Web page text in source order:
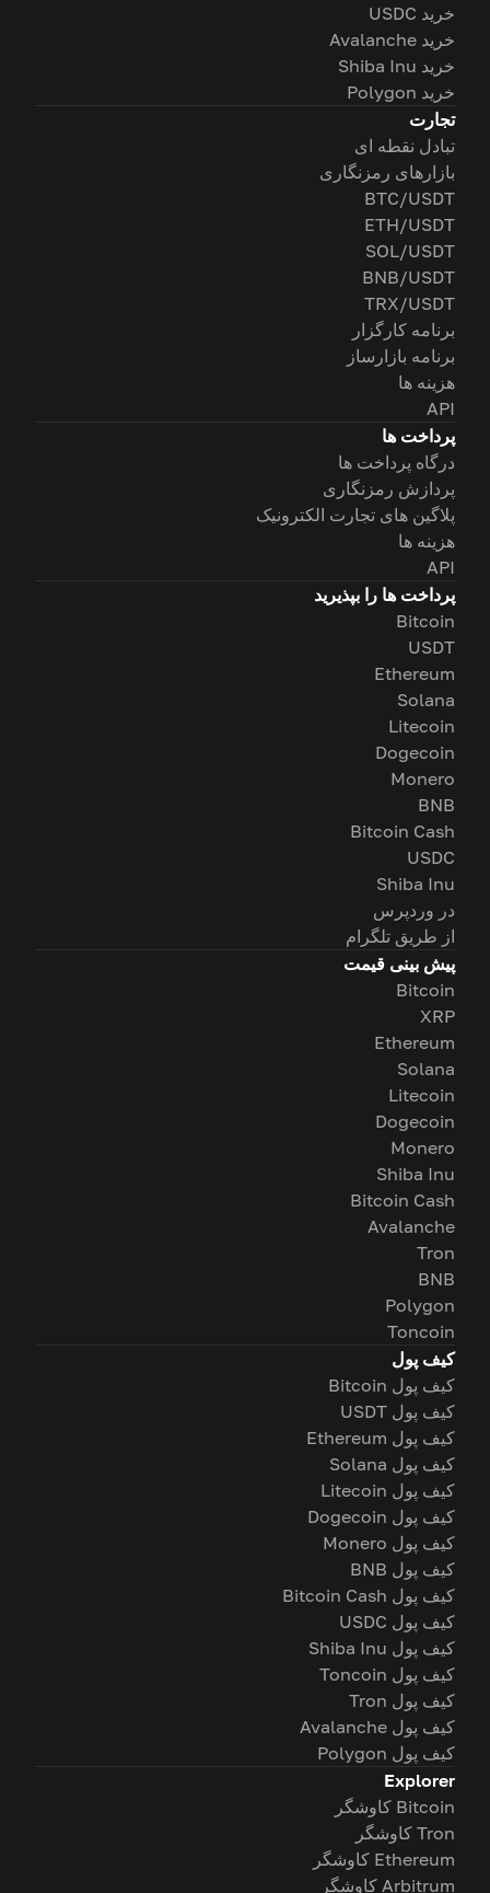
خرید USDC
خرید Avalanche
خرید Shiba Inu
خرید Polygon
تجارت
تبادل نقطه ای
بازارهای رمزنگاری
BTC/USDT
ETH/USDT
SOL/USDT
BNB/USDT
TRX/USDT
برنامه کارگزار
برنامه بازارساز
هزینه ها
API
پرداخت ها
درگاه پرداخت ها
پردازش رمزنگاری
پلاگین های تجارت الکترونیک
هزینه ها
API
پرداخت ها را بپذیرید
Bitcoin
USDT
Ethereum
Solana
Litecoin
Dogecoin
Monero
BNB
Bitcoin Cash
USDC
Shiba Inu
در وردپرس
از طریق تلگرام
پیش بینی قیمت
Bitcoin
XRP
Ethereum
Solana
Litecoin
Dogecoin
Monero
Shiba Inu
Bitcoin Cash
Avalanche
Tron
BNB
Polygon
Toncoin
کیف پول
کیف پول Bitcoin
کیف پول USDT
کیف پول Ethereum
کیف پول Solana
کیف پول Litecoin
کیف پول Dogecoin
کیف پول Monero
کیف پول BNB
کیف پول Bitcoin Cash
کیف پول USDC
کیف پول Shiba Inu
کیف پول Toncoin
کیف پول Tron
کیف پول Avalanche
کیف پول Polygon
Explorer
Bitcoin کاوشگر
Tron کاوشگر
Ethereum کاوشگر
Arbitrum کاوشگر